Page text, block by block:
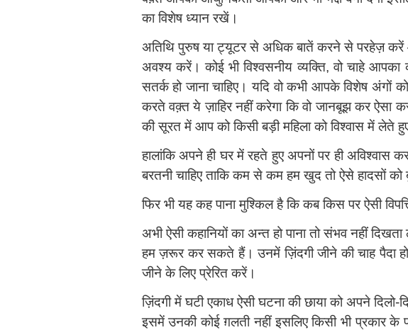
का विशेष ध्यान रखें।
अतिथि पुरुष या ट्यूटर से अधिक बातें करने से परहेज़ करें
अवश्य करें। कोई भी विश्‍वसनीय व्यक्‍ति, वो चाहे
सतर्क हो जाना चाहिए। यदि वो कभी आपके विशेष
करते वक्‍़त ये ज़ाहिर नहीं करेगा कि वो जानबूझ कर ऐसा
की सूरत में आप को किसी बड़ी महिला को विश्‍वास में लेते
हालांकि अपने ही घर में रहते हुए अपनों पर ही अविश्‍वास
बरतनी चाहिए ताकि कम से कम हम खुद तो ऐसे हादसों को
फिर भी यह कह पाना मुश्किल है कि कब किस पर ऐसी
अभी ऐसी कहानियों का अन्त हो पाना तो संभव नहीं
हम ज़रूर कर सकते हैं। उनमें ज़िंदगी जीने की चाह पैदा हो
जीने के लिए प्रेरित करें।
ज़िंदगी में घटी एकाध ऐसी घटना की छाया को अपने
इसमें उनकी कोई ग़लती नहीं इसलिए किसी भी प्रकार के